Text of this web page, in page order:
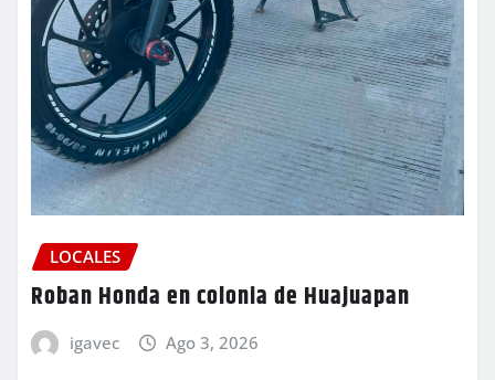
LOCALES
Roban Honda en colonia de Huajuapan
igavec Ago 3, 2026